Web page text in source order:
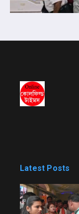
Latest Posts